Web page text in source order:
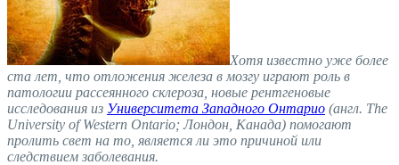
Хотя известно уже более
ста лет, что отложения железа в мозгу играют роль в
патологии рассеянного склероза, новые рентгеновые
исследования из Университета Западного Онтарио (англ. The
University of Western Ontario; Лондон, Канада) помогают
пролить свет на то, является ли это причиной или
следствием заболевания.